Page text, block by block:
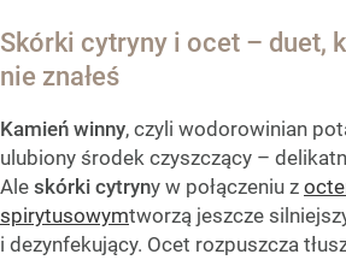
Skórki cytryny i ocet – duet,
nie znałeś
Kamień winny, czyli wodorowinian
ulubiony środek czyszczący –
Ale skórki cytryny w połączeniu z
spirytusowymtworzą jeszcze
i dezynfekujący. Ocet rozpuszcza